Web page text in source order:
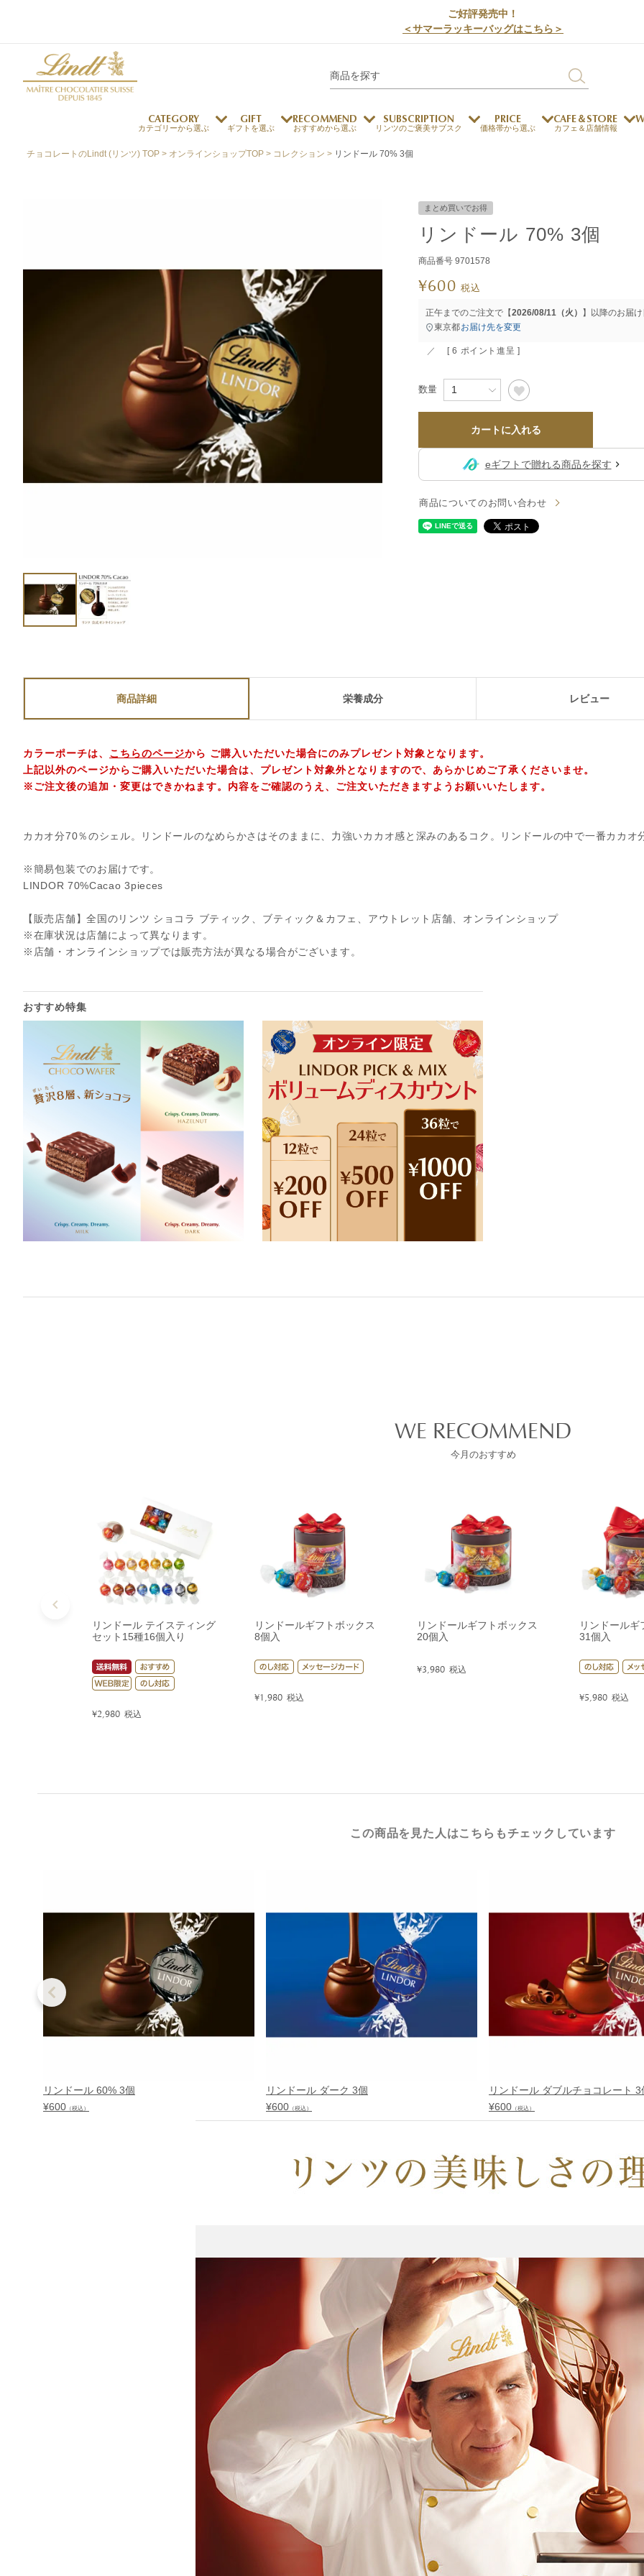
ご好評発売中！
＜サマーラッキーバッグはこちら＞
CATEGORY
カテゴリーから選ぶ
リンドール
関連商品一覧
チョコウェイファー
ドバイスタイル
ショコラスイーツ
(焼き菓子)
リンツ・シン
すべて
GIFT
ギフトを選ぶ
のし対応商品
メッセージカード対応
法人ギフト
すべて
RECOMMEND
おすすめから選ぶ
サマーチョコレート
すべて
SUBSCRIPTION
リンツのご褒美サブスク
リンツのご褒美サブス
PRICE
価格帯から選ぶ
CAFE＆STORE
カフェ＆店舗情報
店舗からのお知らせ カフェメニュー デジタルギフト
メートルショコラティエ
チョコレートと紅茶
チョコレートのLindt (リンツ) TOP オンラインショップTOP コレクション リンドール 70% 3個
まとめ買いでお得
リンドール 70% 3個
商品番号 9701578
¥600 税込
正午までのご注文で【2026/08/11（火）
】以降のお届
東京都お届け先を変更
[ 6 ポイント進呈 ]
カートに入れる
eギフトで贈れる商品を探す
商品についてのお問い合わせ
商品詳細 栄養成分 レビュー
カラーポーチは、 こちらのページから ご購入いただいた場合にのみプレゼント対象となります。
上記以外のページからご購入いただいた場合は、プレゼント対象外となりますので、あらかじめご了承くださいませ。
※ご注文後の追加・変更はできかねます。内容をご確認のうえ、ご注文いただきますようお願いいたします。
カカオ分70％のシェル。リンドールのなめらかさはそのままに、力強いカカオ感と深みのあるコク。リンドールの中で一番カカオ
※簡易包装でのお届けです。
LINDOR 70%Cacao 3pieces
【販売店舗】全国のリンツ ショコラ ブティック、ブティック＆カフェ、アウトレット店舗、オンラインショップ
※在庫状況は店舗によって異なります。
※店舗・オンラインショップでは販売方法が異なる場合がございます。
WE RECOMMEND
今月のおすすめ
リンドール テイスティング
セット15種16個入り
¥2,980 税込
リンドールギフトボックス
8個入
¥1,980 税込
リンドールギフトボックス
20個入
¥3,980 税込
リンドールギ
31個入
¥5,980 税込
この商品を見た人はこちらもチェックしています
リンドール 60% 3個
¥600 （税込）
リンドール ダーク 3個
¥600 （税込）
リンドール ダブルチョコレート 3
¥600 （税込）